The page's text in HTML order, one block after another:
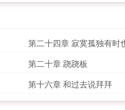
第二十四章 寂寞孤独有时
第二十章 跷跷板
第十六章 和过去说拜拜